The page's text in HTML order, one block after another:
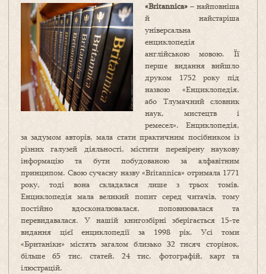
«Britannica» – найповніша
й найстаріша
універсальна
енциклопедія
англійською мовою. Її
перше видання вийшло
друком 1752 року під
назвою «Енциклопедія,
або Тлумачний словник
наук, мистецтв і
ремесел». Енциклопедія,
за задумом авторів, мала стати практичним посібником із
різних галузей діяльності, містити перевірену наукову
інформацію та бути побудованою за алфавітним
принципом. Свою сучасну назву «Britannica» отримала 1771
року, тоді вона складалася лише з трьох томів.
Енциклопедія мала великий попит серед читачів, тому
постійно вдосконалювалася, поповнювалася та
перевидавалася. У нашій книгозбірні зберігається 15‑те
видання цієї енциклопедії за 1998 рік. Усі томи
«Британіки» містять загалом близько 32 тисяч сторінок,
більше 65 тис. статей, 24 тис. фотографій, карт та
ілюстрацій.